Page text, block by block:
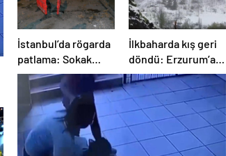
İstanbul’da rögarda
patlama: Sokak
trafiğe kapatıldı
İlkbaharda kış geri
döndü: Erzurum’a
lapa lapa kar yağdı